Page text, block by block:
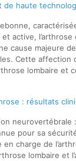
haute
active, l’arthrose
cause majeure
Cette affection
lombaire et
: résultats
neurovertébrale
pour sa
charge de
lombaire et